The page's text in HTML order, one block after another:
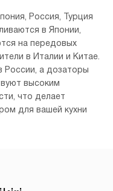
Россия, Турция
в Японии,
на передовых
в Италии и Китае.
России, а дозаторы
высоким
что делает
для вашей кухни